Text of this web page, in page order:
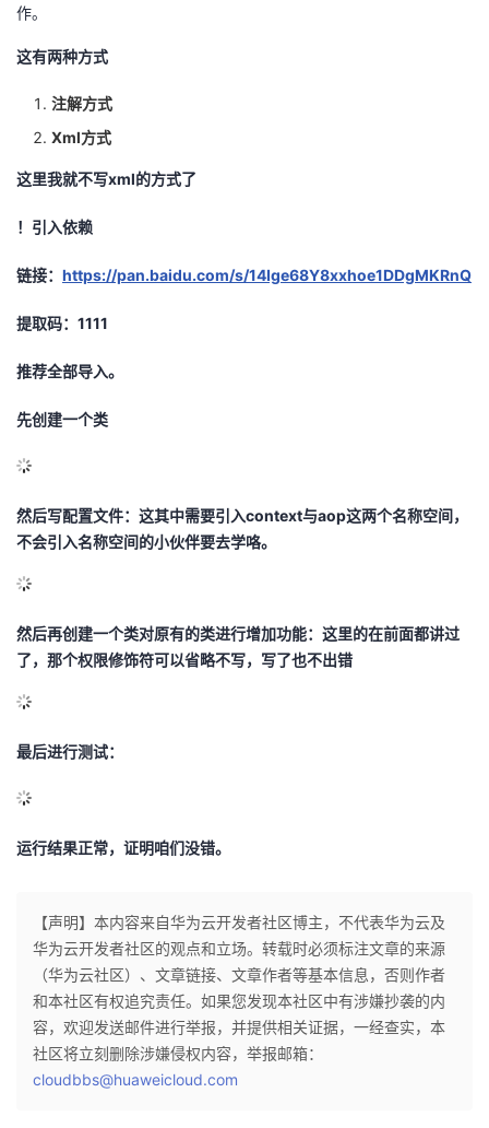
作。
这有两种方式
注解方式
Xml方式
这里我就不写xml的方式了
！引入依赖
链接： https://pan.baidu.com/s/14Ige68Y8xxhoe1DDgMKRnQ
提取码：1111
推荐全部导入。
先创建一个类
然后写配置文件：这其中需要引入context与aop这两个名称空间，
不会引入名称空间的小伙伴要去学咯。
然后再创建一个类对原有的类进行增加功能：这里的在前面都讲过
了，那个权限修饰符可以省略不写，写了也不出错
最后进行测试：
运行结果正常，证明咱们没错。
【声明】本内容来自华为云开发者社区博主，不代表华为云及
华为云开发者社区的观点和立场。转载时必须标注文章的来源
（华为云社区）、文章链接、文章作者等基本信息，否则作者
和本社区有权追究责任。如果您发现本社区中有涉嫌抄袭的内
容，欢迎发送邮件进行举报，并提供相关证据，一经查实，本
社区将立刻删除涉嫌侵权内容，举报邮箱：
cloudbbs@huaweicloud.com